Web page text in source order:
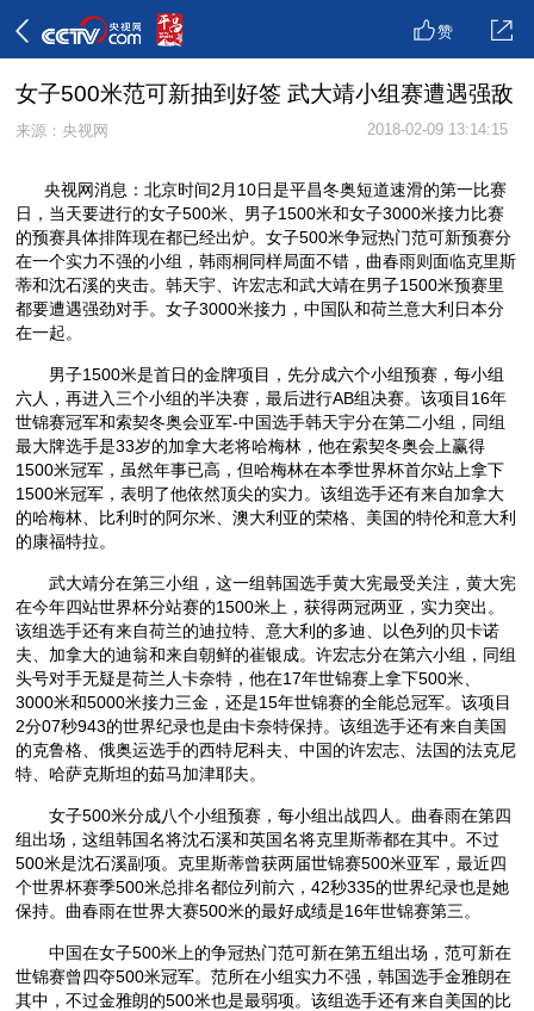
赞
女子500米范可新抽到好签 武大靖小组赛遭遇强敌
来源：央视网 2018-02-09 13:14:15
央视网消息：北京时间2月10日是平昌冬奥短道速滑的第一比赛
日，当天要进行的女子500米、男子1500米和女子3000米接力比赛
的预赛具体排阵现在都已经出炉。女子500米争冠热门范可新预赛分
在一个实力不强的小组，韩雨桐同样局面不错，曲春雨则面临克里斯
蒂和沈石溪的夹击。韩天宇、许宏志和武大靖在男子1500米预赛里
都要遭遇强劲对手。女子3000米接力，中国队和荷兰意大利日本分
在一起。
男子1500米是首日的金牌项目，先分成六个小组预赛，每小组
六人，再进入三个小组的半决赛，最后进行AB组决赛。该项目16年
世锦赛冠军和索契冬奥会亚军-中国选手韩天宇分在第二小组，同组
最大牌选手是33岁的加拿大老将哈梅林，他在索契冬奥会上赢得
1500米冠军，虽然年事已高，但哈梅林在本季世界杯首尔站上拿下
1500米冠军，表明了他依然顶尖的实力。该组选手还有来自加拿大
的哈梅林、比利时的阿尔米、澳大利亚的荣格、美国的特伦和意大利
的康福特拉。
武大靖分在第三小组，这一组韩国选手黄大宪最受关注，黄大宪
在今年四站世界杯分站赛的1500米上，获得两冠两亚，实力突出。
该组选手还有来自荷兰的迪拉特、意大利的多迪、以色列的贝卡诺
夫、加拿大的迪翁和来自朝鲜的崔银成。许宏志分在第六小组，同组
头号对手无疑是荷兰人卡奈特，他在17年世锦赛上拿下500米、
3000米和5000米接力三金，还是15年世锦赛的全能总冠军。该项目
2分07秒943的世界纪录也是由卡奈特保持。该组选手还有来自美国
的克鲁格、俄奥运选手的西特尼科夫、中国的许宏志、法国的法克尼
特、哈萨克斯坦的茹马加津耶夫。
女子500米分成八个小组预赛，每小组出战四人。曲春雨在第四
组出场，这组韩国名将沈石溪和英国名将克里斯蒂都在其中。不过
500米是沈石溪副项。克里斯蒂曾获两届世锦赛500米亚军，最近四
个世界杯赛季500米总排名都位列前六，42秒335的世界纪录也是她
保持。曲春雨在世界大赛500米的最好成绩是16年世锦赛第三。
中国在女子500米上的争冠热门范可新在第五组出场，范可新在
世锦赛曾四夺500米冠军。范所在小组实力不强，韩国选手金雅朗在
其中，不过金雅朗的500米也是最弱项。该组选手还有来自美国的比